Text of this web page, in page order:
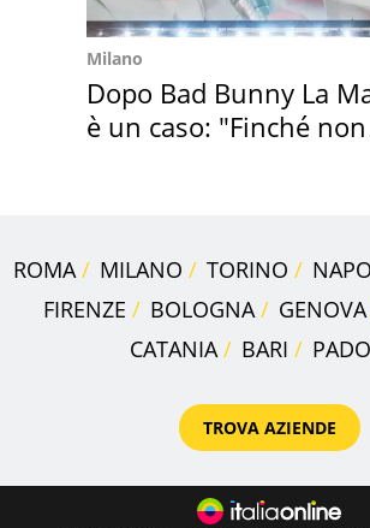
Milano
Dopo Bad Bunny La
è un caso: "Finché non
ROMA MILANO TORINO
FIRENZE
BOLOGNA GENOVA
CATANIA
BARI
TROVA AZIENDE